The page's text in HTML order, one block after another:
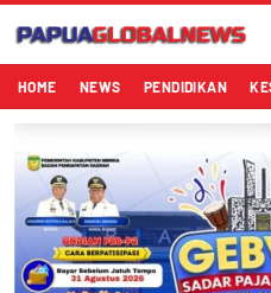
Papuaglobalnews.com
Menulis Fakta dengan Hati
HOME NEWS PENDIDIKAN